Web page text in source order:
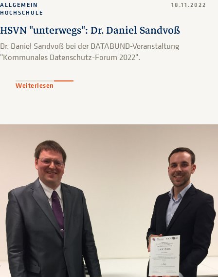
HSVN "unterwegs": Dr. Daniel Sandvoß
ALLGEMEIN
HOCHSCHULE
18.11.2022
Dr. Daniel Sandvoß bei der DATABUND-Veranstaltung
"Kommunales Datenschutz-Forum 2022".
Weiterlesen